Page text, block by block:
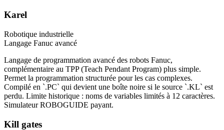
Karel
Robotique industrielle
Langage Fanuc avancé
Langage de programmation avancé des robots Fanuc,
complémentaire au TPP (Teach Pendant Program) plus simple.
Permet la programmation structurée pour les cas complexes.
Compilé en `.PC` qui devient une boîte noire si le source `.KL` est
perdu. Limite historique : noms de variables limités à 12 caractères.
Simulateur ROBOGUIDE payant.
Kill gates